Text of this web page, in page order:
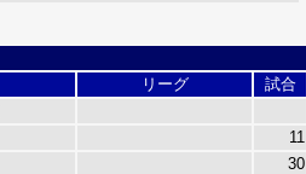
リーグ 試合
11
30